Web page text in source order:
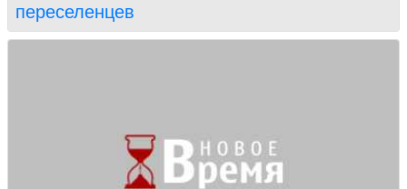
переселенцев